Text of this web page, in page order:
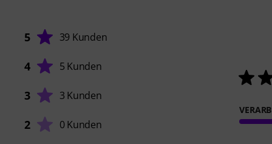
5 39 Kunden
4 5 Kunden
3 3 Kunden
2 0 Kunden